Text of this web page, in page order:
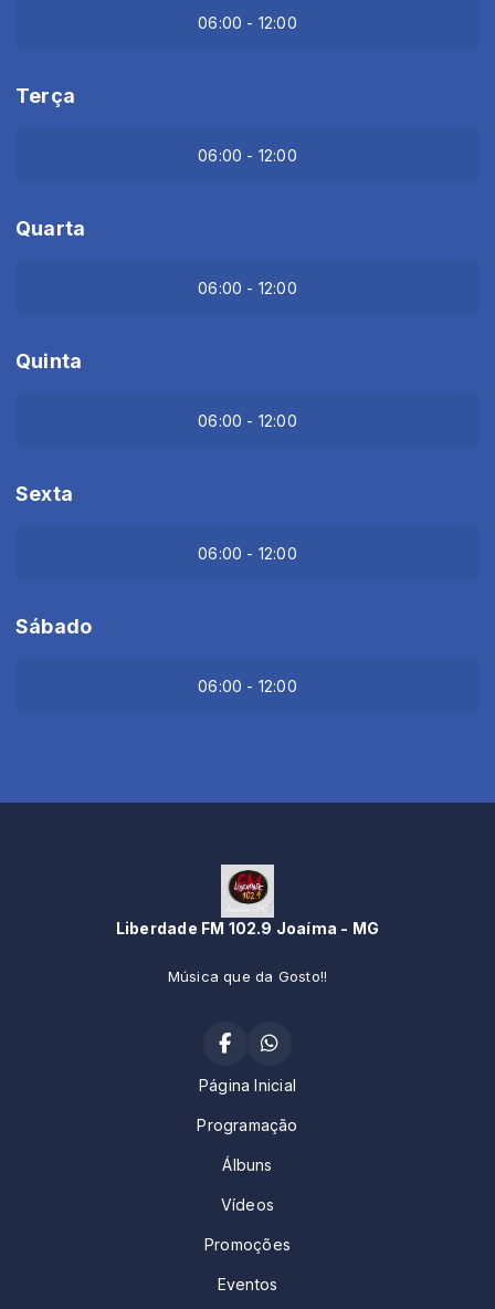
06:00 - 12:00
Terça
06:00 - 12:00
Quarta
06:00 - 12:00
Quinta
06:00 - 12:00
Sexta
06:00 - 12:00
Sábado
06:00 - 12:00
Liberdade FM 102.9 Joaíma - MG
Música que da Gosto!!
Página Inicial
Programação
Álbuns
Vídeos
Promoções
Eventos